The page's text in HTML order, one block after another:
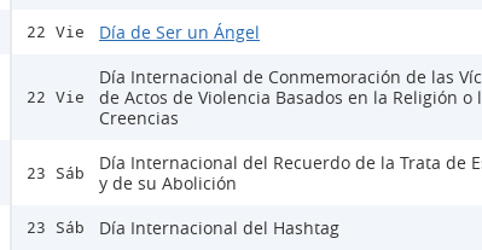
22 Vie Día de Ser un Ángel
22 Vie
Día Internacional de Conmemoración de las
de Actos de Violencia Basados en la Religión o
Creencias
23 Sáb
Día Internacional del Recuerdo de la Trata de
y de su Abolición
23 Sáb Día Internacional del Hashtag